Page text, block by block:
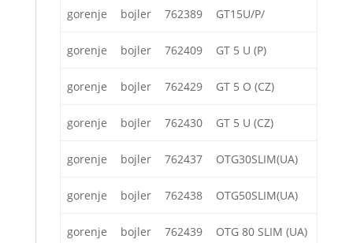
gorenje bojler 762389 GT15U/P/
gorenje bojler 762409 GT 5 U (P)
gorenje bojler 762429 GT 5 O (CZ)
gorenje bojler 762430 GT 5 U (CZ)
gorenje bojler 762437 OTG30SLIM(UA)
gorenje bojler 762438 OTG50SLIM(UA)
gorenje bojler 762439 OTG 80 SLIM (UA)